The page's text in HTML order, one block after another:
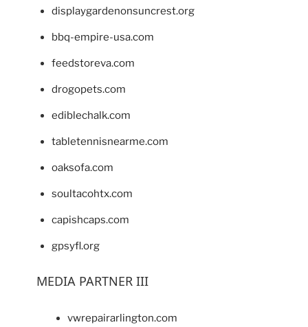
displaygardenonsuncrest.org
bbq-empire-usa.com
feedstoreva.com
drogopets.com
ediblechalk.com
tabletennisnearme.com
oaksofa.com
soultacohtx.com
capishcaps.com
gpsyfl.org
MEDIA PARTNER III
vwrepairarlington.com